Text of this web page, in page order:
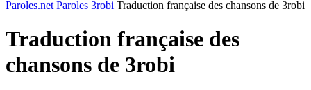
Paroles.net Paroles 3robi Traduction française des chansons de 3robi
Traduction française des
chansons de 3robi